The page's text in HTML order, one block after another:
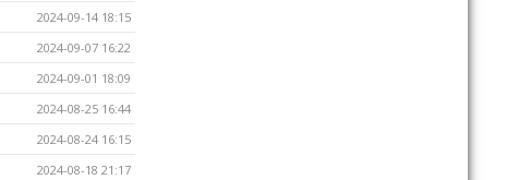
2024-09-14 18:15
2024-09-07 16:22
2024-09-01 18:09
2024-08-25 16:44
2024-08-24 16:15
2024-08-18 21:17